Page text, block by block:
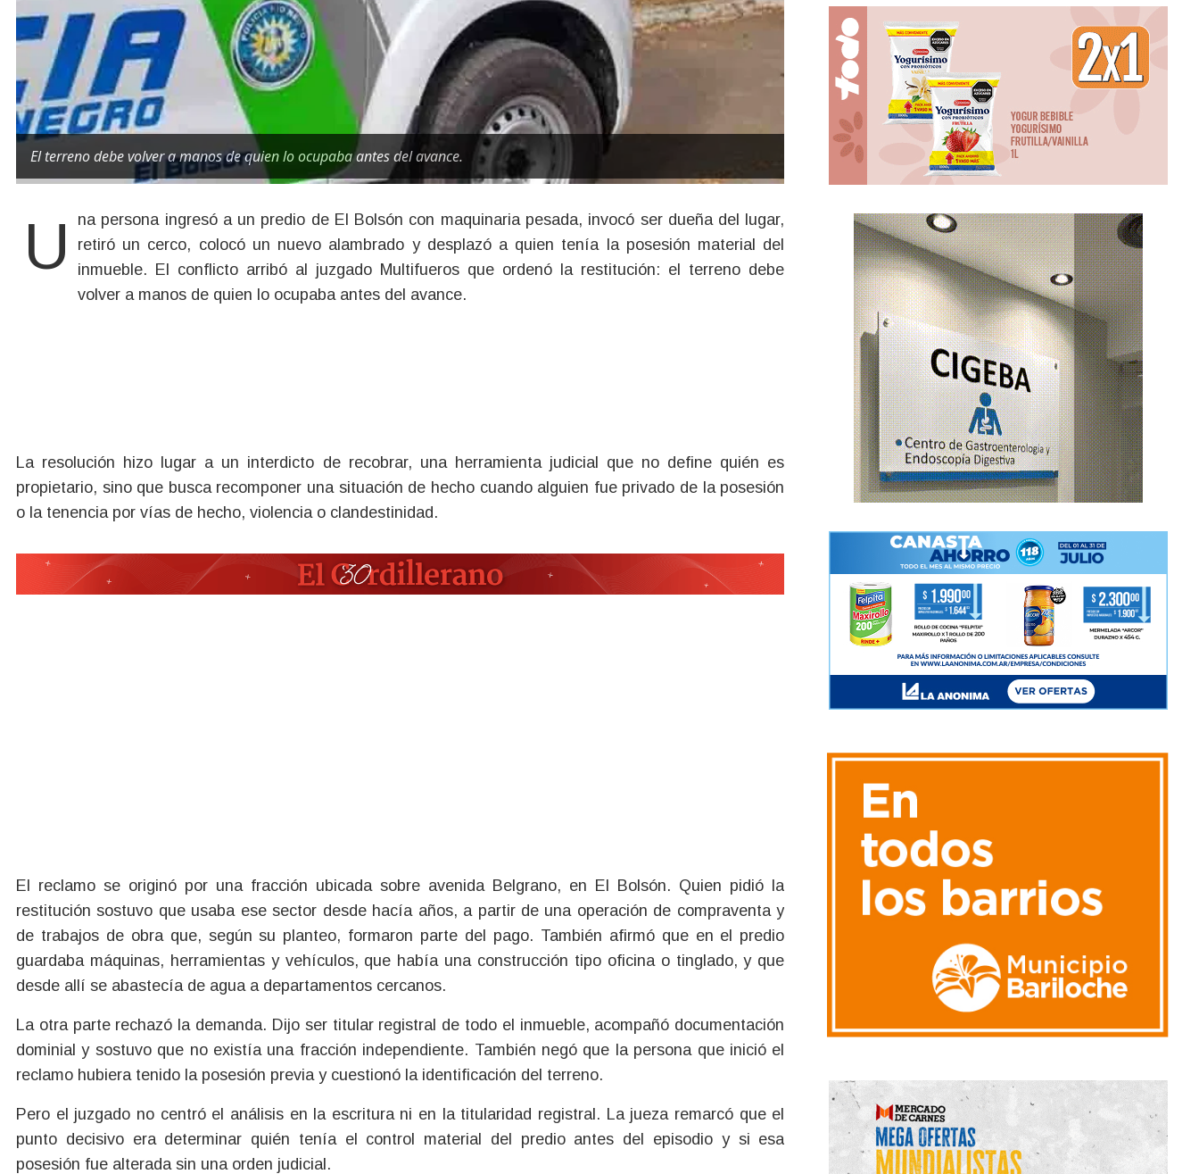
El terreno debe volver a manos de quien lo ocupaba antes del avance.
Una persona ingresó a un predio de El Bolsón con maquinaria pesada, invocó ser dueña del lugar,
retiró un cerco, colocó un nuevo alambrado y desplazó a quien tenía la posesión material del
inmueble. El conflicto arribó al juzgado Multifueros que ordenó la restitución: el terreno debe
volver a manos de quien lo ocupaba antes del avance.
La resolución hizo lugar a un interdicto de recobrar, una herramienta judicial que no define quién es
propietario, sino que busca recomponer una situación de hecho cuando alguien fue privado de la posesión
o la tenencia por vías de hecho, violencia o clandestinidad.
El reclamo se originó por una fracción ubicada sobre avenida Belgrano, en El Bolsón. Quien pidió la
restitución sostuvo que usaba ese sector desde hacía años, a partir de una operación de compraventa y
de trabajos de obra que, según su planteo, formaron parte del pago. También afirmó que en el predio
guardaba máquinas, herramientas y vehículos, que había una construcción tipo oficina o tinglado, y que
desde allí se abastecía de agua a departamentos cercanos.
La otra parte rechazó la demanda. Dijo ser titular registral de todo el inmueble, acompañó documentación
dominial y sostuvo que no existía una fracción independiente. También negó que la persona que inició el
reclamo hubiera tenido la posesión previa y cuestionó la identificación del terreno.
Pero el juzgado no centró el análisis en la escritura ni en la titularidad registral. La jueza remarcó que el
punto decisivo era determinar quién tenía el control material del predio antes del episodio y si esa
posesión fue alterada sin una orden judicial.